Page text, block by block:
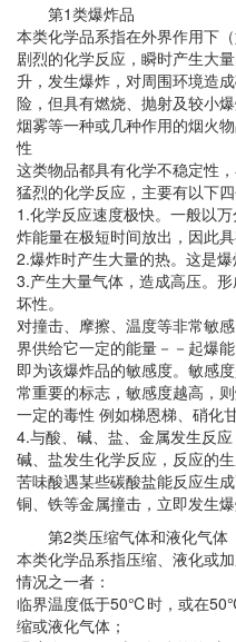
第1类爆炸品
本类化学品系指在外界作用下
剧烈的化学反应，瞬时产生大
升，发生爆炸，对周围环境造
险，但具有燃烧、抛射及较小
烟雾等一种或几种作用的烟火
性
这类物品都具有化学不稳定性
猛烈的化学反应，主要有以下四
1.化学反应速度极快。一般以
炸能量在极短时间放出，因此具
2.爆炸时产生大量的热。这是爆
3.产生大量气体，造成高压。
坏性。
对撞击、摩擦、温度等非常敏
界供给它一定的能量－－起爆
即为该爆炸品的敏感度。敏感
常重要的标志，敏感度越高，
一定的毒性 例如梯恩梯、硝化
4.与酸、碱、盐、金属发生反应
碱、盐发生化学反应，反应的
苦味酸遇某些碳酸盐能反应生
铜、铁等金属撞击，立即发生爆
第2类压缩气体和液化气体
本类化学品系指压缩、液化或
情况之一者：
临界温度低于50℃时，或在
缩或液化气体；